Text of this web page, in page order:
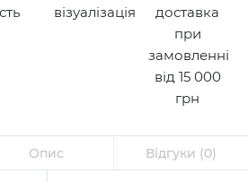
візуалізація
доставка
при
замовленні
від 15 000
грн
Опис Відгуки (0)